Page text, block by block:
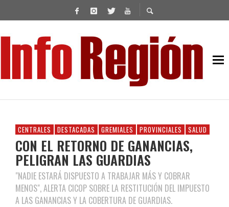
CENTRALES DESTACADAS GREMIALES PROVINCIALES SALUD
CON EL RETORNO DE GANANCIAS,
PELIGRAN LAS GUARDIAS
"NADIE ESTARÁ DISPUESTO A TRABAJAR MÁS Y COBRAR
MENOS", ALERTA CICOP SOBRE LA RESTITUCIÓN DEL IMPUESTO
A LAS GANANCIAS Y LA COBERTURA DE GUARDIAS.